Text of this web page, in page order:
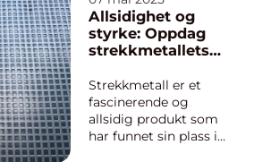
finnes det et bredt
spekter av tjenester
som kan adresseres
inkludert båd...
Allsidighet og
styrke: Oppdag
strekkmetallets
muligheter
Strekkmetall er et
fascinerende og
allsidig produkt som
har funnet sin plass i